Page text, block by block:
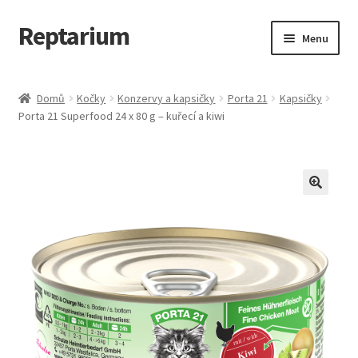
Přeskočit
na
Přejít
k
webu
Reptarium Menu
Košík
Obchod
Pokladna
Vše pro kočky
Domů Kočky Konzervy a kapsičky Porta 21
Kapsičky
Porta 21 Superfood 24 x 80 g – kuřecí a kiwi